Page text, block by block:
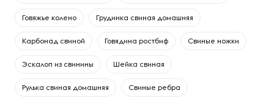
Говяжье колено Грудинка свиная домашняя
Карбонад свиной Говядина ростбиф Свиные ножки
Эскалоп из свинины Шейка свиная
Рулька свиная домашняя Свиные ребра